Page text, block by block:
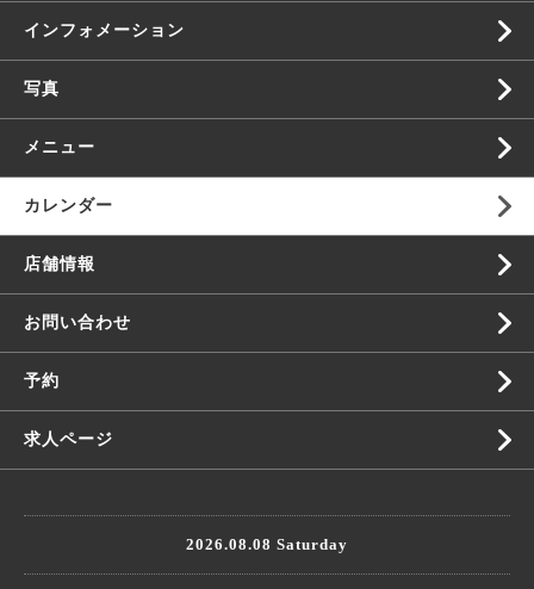
インフォメーション
写真
メニュー
カレンダー
店舗情報
お問い合わせ
予約
求人ページ
2026.08.08 Saturday